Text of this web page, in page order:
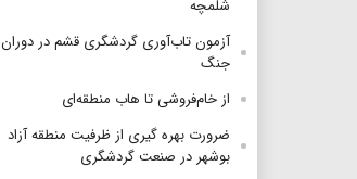
شلمچه
آزمون تاب‌آوری گردشگری قشم در دوران
جنگ
از خام‌فروشی تا هاب منطقه‌ای
ضرورت بهره گیری از ظرفیت منطقه آزاد
بوشهر در صنعت گردشگری